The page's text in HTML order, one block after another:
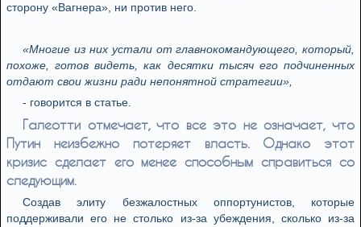
сторону «Вагнера», ни против него.
«Многие из них устали от главнокомандующего, который,
похоже, готов видеть, как десятки тысяч его подчиненных
отдают свои жизни ради непонятной стратегии»,
- говорится в статье.
Галеотти отмечает, что все это не означает, что
Путин неизбежно потеряет власть. Однако этот
кризис сделает его менее способным справиться со
следующим.
Создав элиту безжалостных оппортунистов, которые
поддерживали его не столько из-за убеждения, сколько из-за